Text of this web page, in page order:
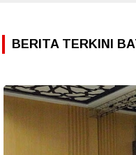
BERITA TERKINI